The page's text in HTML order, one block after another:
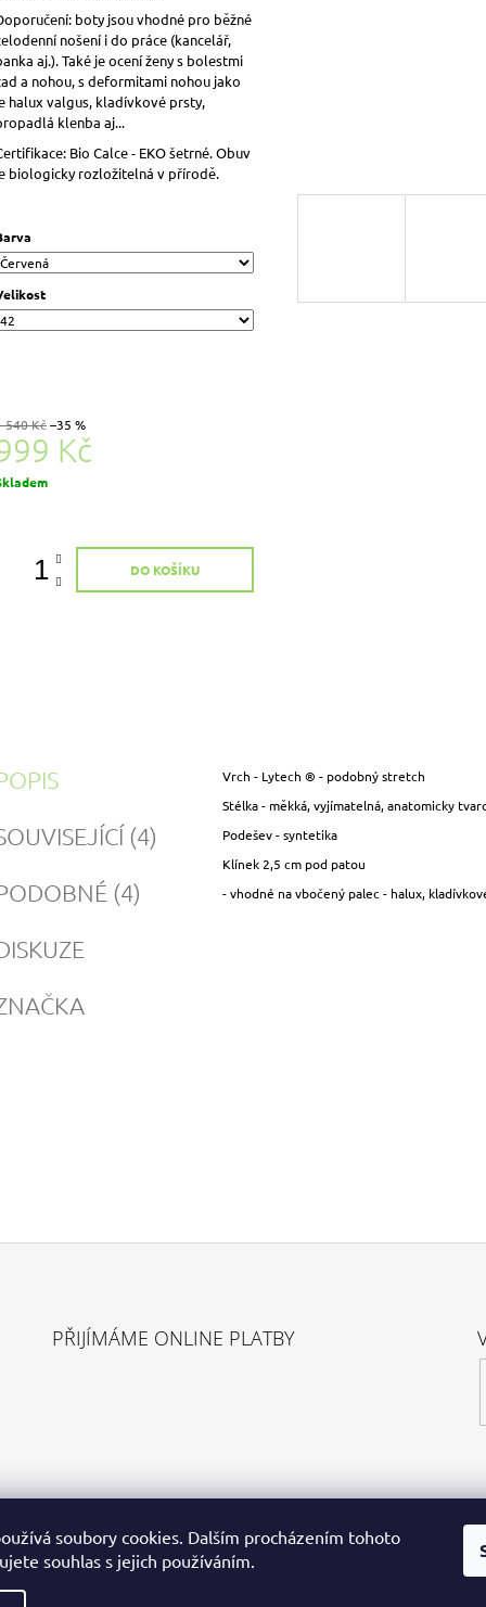
soubory cookies. Dalším procházením tohoto
souhlas s jejich používáním.
boty jsou vhodné pro běžné
nošení i do práce (kancelář,
aj.). Také je ocení ženy s bolestmi
a nohou, s deformitami nohou jako
halux valgus, kladívkové prsty,
klenba aj...
Bio Calce - EKO šetrné. Obuv
biologicky rozložitelná v přírodě.
540 Kč–35 %
Kč
DO KOŠÍKU
(4)
(4)
Vrch - Lytech ® - podobný stretch
Stélka - měkká, vyjímatelná, anatomicky
Podešev - syntetika
Klínek 2,5 cm pod patou
- vhodné na vbočený palec - halux,
PŘIJÍMÁME ONLINE PLATBY